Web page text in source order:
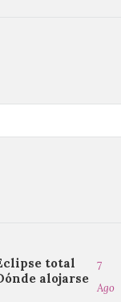
total
alojarse
7
Ago